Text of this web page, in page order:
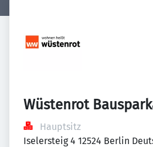
Wüstenrot
Hauptsitz
Iselersteig 4 12524 Berlin